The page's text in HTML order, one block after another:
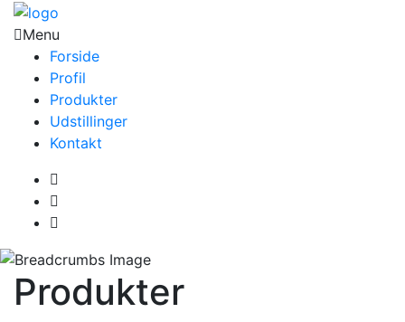
Menu
Forside
Profil
Produkter
Udstillinger
Kontakt
Produkter